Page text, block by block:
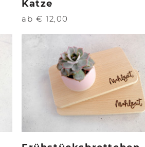
Katze
ab € 12,00